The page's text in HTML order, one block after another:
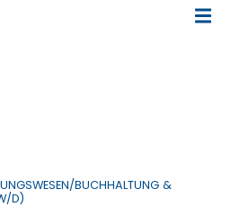
BUCHHALTUNG &
D)